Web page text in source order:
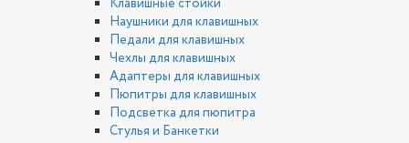
Клавишные стойки
Наушники для клавишных
Педали для клавишных
Чехлы для клавишных
Адаптеры для клавишных
Пюпитры для клавишных
Подсветка для пюпитра
Стулья и Банкетки